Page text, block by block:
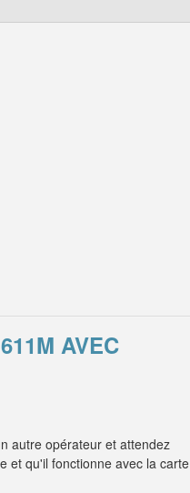
AVEC
autre opérateur et attendez
et qu'il fonctionne avec la carte